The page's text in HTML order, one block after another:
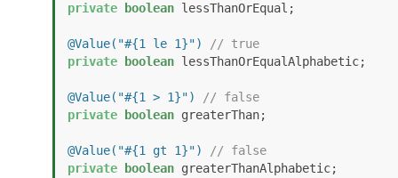
private
boolean lessThanOrEqual;
@Value("#{1 le 1}")
// true
private
boolean lessThanOrEqualAlphabetic;
@Value("#{1 > 1}")
// false
private
boolean greaterThan;
@Value("#{1 gt 1}")
// false
private
boolean greaterThanAlphabetic;